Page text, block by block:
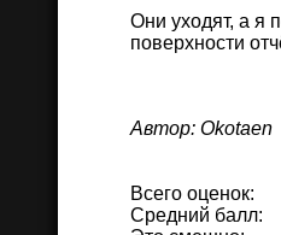
Они уходят, а я
поверхности
Автор: Okotaen
Всего оценок:
Средний балл: